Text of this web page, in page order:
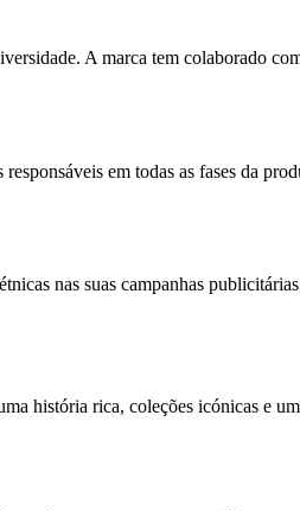
A marca tem colaborado
em todas as fases da
nas suas campanhas
história rica, coleções icónicas e